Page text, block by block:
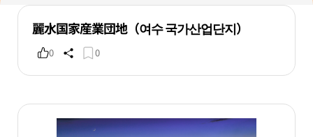
麗水国家産業団地（여수 국가산업단지）
0 0